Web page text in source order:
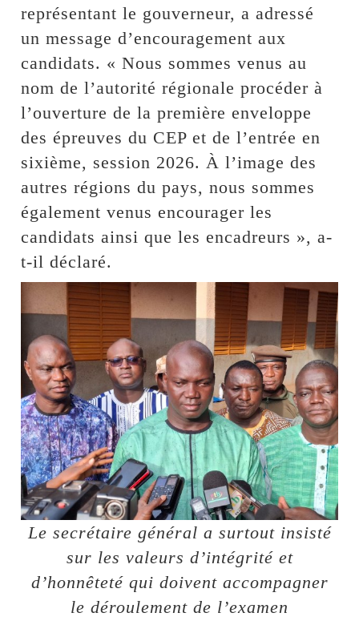
représentant le gouverneur, a adressé
un message d’encouragement aux
candidats. « Nous sommes venus au
nom de l’autorité régionale procéder à
l’ouverture de la première enveloppe
des épreuves du CEP et de l’entrée en
sixième, session 2026. À l’image des
autres régions du pays, nous sommes
également venus encourager les
candidats ainsi que les encadreurs », a-
t-il déclaré.
Le secrétaire général a surtout insisté
sur les valeurs d’intégrité et
d’honnêteté qui doivent accompagner
le déroulement de l’examen